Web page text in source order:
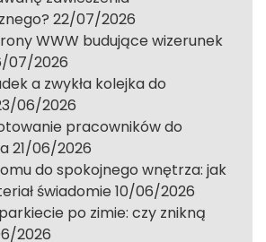
22/07/2026
WWW budujące wizerunek
07/2026
a zwykła kolejka do
06/2026
pracowników do
21/06/2026
do spokojnego wnętrza: jak
świadomie 10/06/2026
po zimie: czy znikną
2026